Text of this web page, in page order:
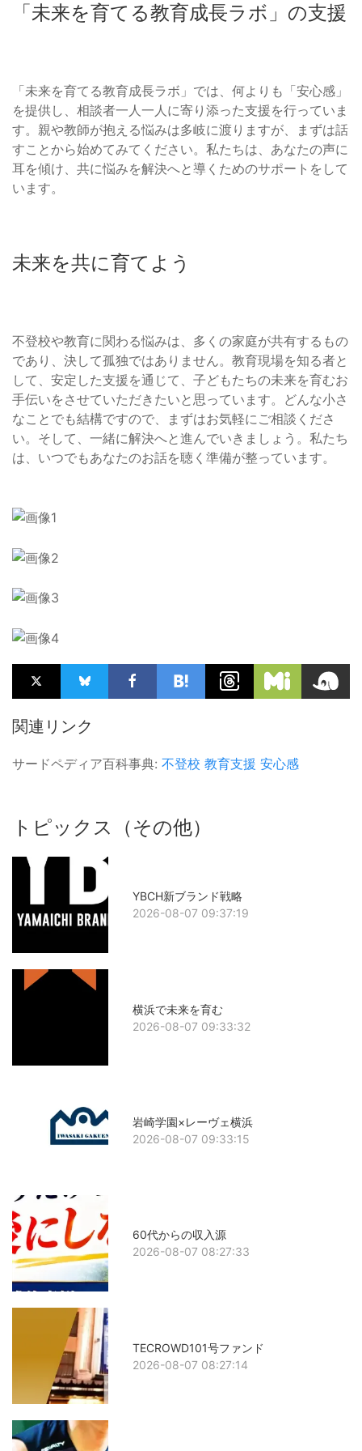
「未来を育てる教育成長ラボ」の支援
「未来を育てる教育成長ラボ」では、何よりも「安心感」
を提供し、相談者一人一人に寄り添った支援を行っていま
す。親や教師が抱える悩みは多岐に渡りますが、まずは話
すことから始めてみてください。私たちは、あなたの声に
耳を傾け、共に悩みを解決へと導くためのサポートをして
います。
未来を共に育てよう
不登校や教育に関わる悩みは、多くの家庭が共有するもの
であり、決して孤独ではありません。教育現場を知る者と
して、安定した支援を通じて、子どもたちの未来を育むお
手伝いをさせていただきたいと思っています。どんな小さ
なことでも結構ですので、まずはお気軽にご相談くださ
い。そして、一緒に解決へと進んでいきましょう。私たち
は、いつでもあなたのお話を聴く準備が整っています。
関連リンク
サードペディア百科事典: 不登校 教育支援 安心感
トピックス（その他）
YBCH新ブランド戦略
2026-08-07 09:37:19
横浜で未来を育む
2026-08-07 09:33:32
岩崎学園×レーヴェ横浜
2026-08-07 09:33:15
60代からの収入源
2026-08-07 08:27:33
TECROWD101号ファンド
2026-08-07 08:27:14